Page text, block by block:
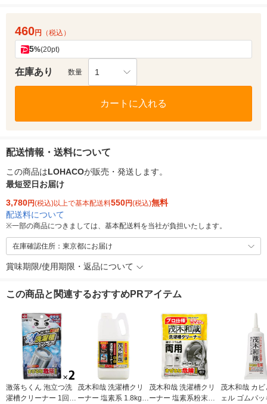
460円 （税込）
5%(20pt)
在庫あり 数量 1
カートに入れる
配送情報・送料について
この商品はLOHACOが販売・発送します。
最短翌日お届け
3,780円(税込)以上で基本配送料550円(税込)無料
配送料について
※一部の商品につきましては、基本配送料を当社が負担いたします。
在庫確認住所：東京都にお届け
賞味期限/使用期限・返品について
この商品と関連するおすすめPRアイテム
激落ちくん 泡立つ洗
濯槽クリーナー 1回分
茂木和哉 洗濯槽クリ
ーナー 塩素系 1.8kg 1
茂木和哉 洗濯槽クリ
ーナー 塩素系粉末タ
茂木和哉 カ
ェル ゴムパ